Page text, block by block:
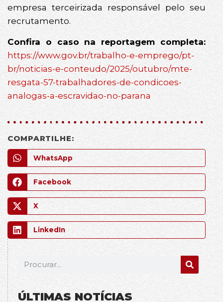
empresa terceirizada responsável pelo seu
recrutamento.
Confira o caso na reportagem completa:
https://www.gov.br/trabalho-e-emprego/pt-
br/noticias-e-conteudo/2025/outubro/mte-
resgata-57-trabalhadores-de-condicoes-
analogas-a-escravidao-no-parana
COMPARTILHE:
WhatsApp
Facebook
X
LinkedIn
ÚLTIMAS NOTÍCIAS